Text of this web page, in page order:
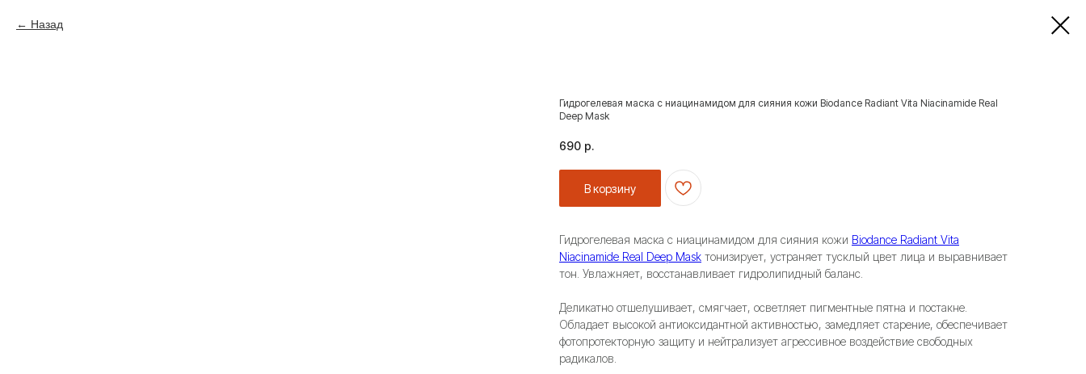
Назад
Гидрогелевая маска с ниацинамидом для сияния кожи Biodance Radiant Vita Niacinamide Real
Deep Mask
690 р.
В корзину
Гидрогелевая маска с ниацинамидом для сияния кожи Biodance Radiant Vita
Niacinamide Real Deep Mask тонизирует, устраняет тусклый цвет лица и выравнивает
тон. Увлажняет, восстанавливает гидролипидный баланс.
Деликатно отшелушивает, смягчает, осветляет пигментные пятна и постакне.
Обладает высокой антиоксидантной активностью, замедляет старение, обеспечивает
фотопротекторную защиту и нейтрализует агрессивное воздействие свободных
радикалов.